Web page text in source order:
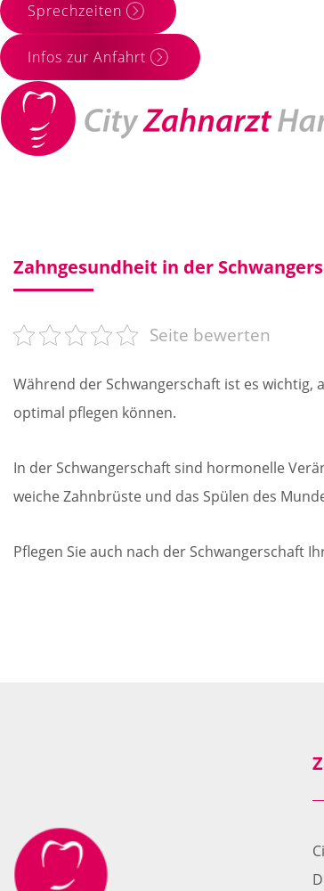
Sprechzeiten
Infos zur Anfahrt
Zahngesundheit in der
Seite bewerten
Während der Schwangerschaft ist es wichtig,
optimal pflegen können.
In der Schwangerschaft sind hormonelle
weiche Zahnbrüste und das Spülen des
Pflegen Sie auch nach der Schwangerschaft